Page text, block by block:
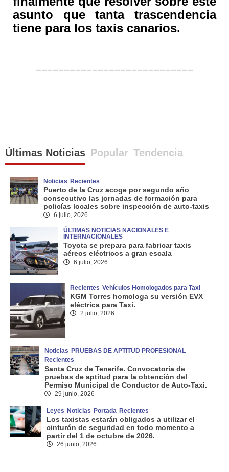
asunto que tanta trascendencia
tiene para los taxis canarios.
Últimas Noticias Popular Tendencia
Noticias Recientes
Puerto de la Cruz acoge por segundo año
consecutivo las jornadas de formación para
policías locales sobre inspección de auto-taxis
6 julio, 2026
ÚLTIMAS NOTICIAS NACIONALES E
INTERNACIONALES
Toyota se prepara para fabricar taxis
aéreos eléctricos a gran escala
6 julio, 2026
Recientes Vehículos Homologados para Taxi
KGM Torres homologa su versión EVX
eléctrica para Taxi.
2 julio, 2026
Noticias PRUEBAS DE APTITUD PROFESIONAL
Recientes
Santa Cruz de Tenerife. Convocatoria de
pruebas de aptitud para la obtención del
Permiso Municipal de Conductor de Auto-Taxi.
29 junio, 2026
Leyes Noticias Portada Recientes
Los taxistas estarán obligados a utilizar el
cinturón de seguridad en todo momento a
partir del 1 de octubre de 2026.
26 junio, 2026